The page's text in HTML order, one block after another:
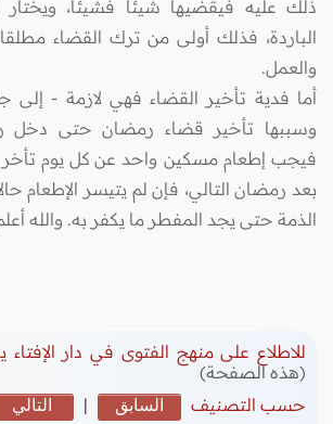
ذلك عليه فيقضيها شيئا فشيئا، ويختار
الباردة، فذلك أولى من ترك القضاء
والعمل.
أما فدية تأخير القضاء فهي لازمة - إلى
وسببها تأخير قضاء رمضان حتى دخل
فيجب إطعام مسكين واحد عن كل يوم تأخر
بعد رمضان التالي، فإن لم يتيسر الإطعام
الذمة حتى يجد المفطر ما يكفر به. والله
للاطلاع على منهج الفتوى في دار الإفتاء
(هذه الصفحة)
حسب التصنيف
السابق | التالي